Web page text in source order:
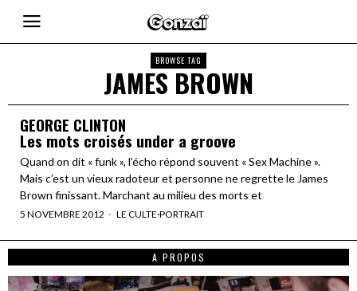
BROWSE TAG
JAMES BROWN
GEORGE CLINTON
Les mots croisés under a groove
Quand on dit « funk », l’écho répond souvent « Sex Machine ».
Mais c’est un vieux radoteur et personne ne regrette le James
Brown finissant. Marchant au milieu des morts et
5 NOVEMBRE 2012 LE CULTE·PORTRAIT
A PROPOS